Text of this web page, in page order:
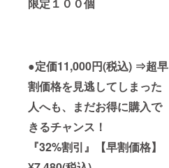
限定１００個
●定価11,000円(税込) ⇒超早
割価格を見逃してしまった
人へも、
まだお得に購入で
きるチャンス！
『32%割引』【早割価格】